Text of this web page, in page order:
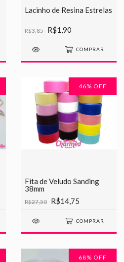
Lacinho de Resina Estrelas
R$3,85 R$1,90
COMPRAR
46% OFF
Fita de Veludo Sanding
38mm
R$27,50 R$14,75
COMPRAR
68% OFF